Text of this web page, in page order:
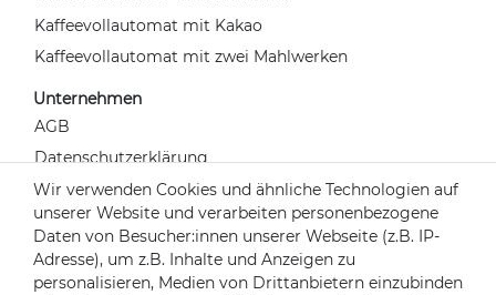
Kaffeevollautomat mit Kakao
Kaffeevollautomat mit zwei Mahlwerken
Unternehmen
AGB
Datenschutzerklärung
Widerrufsrecht
Impressum
Kontakt
Über uns
Wir verwenden Cookies und ähnliche Technologien auf
unserer Website und verarbeiten personenbezogene
Daten von Besucher:innen unserer Webseite (z.B. IP-
Adresse), um z.B. Inhalte und Anzeigen zu
personalisieren, Medien von Drittanbietern einzubinden